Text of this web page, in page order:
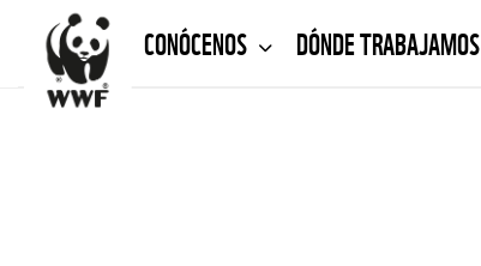
CONÓCENOS DÓNDE TRABAJAMOS